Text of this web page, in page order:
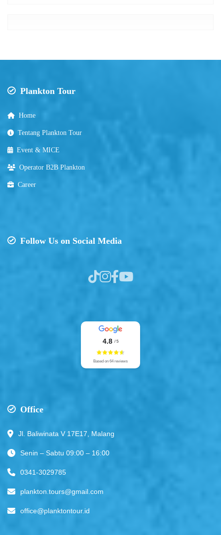
Plankton Tour
Home
Tentang Plankton Tour
Event & MICE
Operator B2B Plankton
Career
Follow Us on Social Media
4.8 / 5
Based on 64 reviews
Office
Jl. Baliwinata V 17E17, Malang
Senin – Sabtu 09:00 – 16:00
0341-3029785
plankton.tours@gmail.com
office@planktontour.id